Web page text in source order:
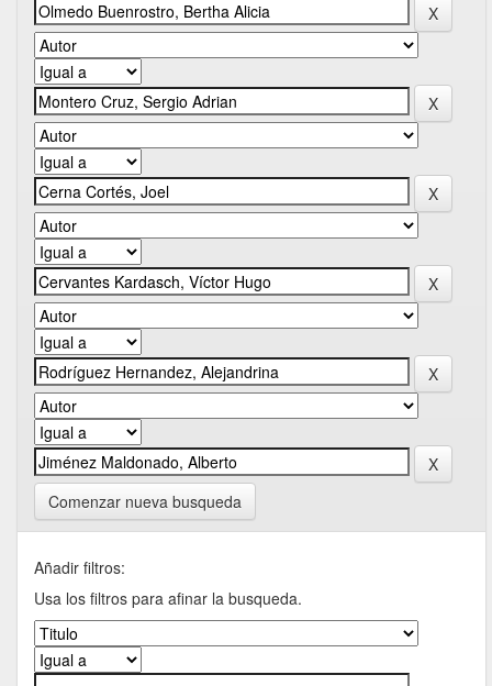
Comenzar nueva busqueda
Añadir filtros:
Usa los filtros para afinar la busqueda.